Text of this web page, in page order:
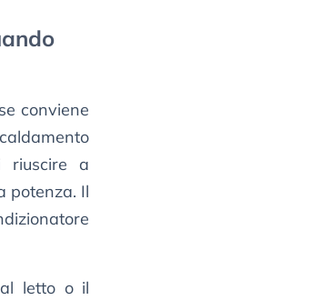
conviene
riuscire a
potenza. Il
letto o il